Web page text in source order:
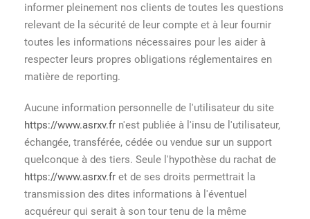
informer pleinement nos clients de toutes les questions
relevant de la sécurité de leur compte et à leur fournir
toutes les informations nécessaires pour les aider à
respecter leurs propres obligations réglementaires en
matière de reporting.
Aucune information personnelle de l'utilisateur du site
https://www.asrxv.fr n'est publiée à l'insu de l'utilisateur,
échangée, transférée, cédée ou vendue sur un support
quelconque à des tiers. Seule l'hypothèse du rachat de
https://www.asrxv.fr et de ses droits permettrait la
transmission des dites informations à l'éventuel
acquéreur qui serait à son tour tenu de la même